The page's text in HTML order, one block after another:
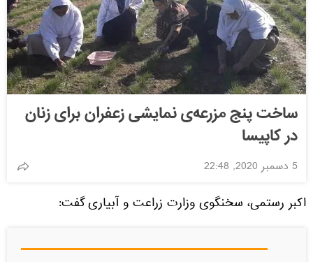
ساخت پنج مزرعه‌ی نمایشی زعفران برای زنان
در کاپیسا
5 دسمبر 2020, 22:48
اکبر رستمی، سخنگوی وزارت زراعت و آبیاری گفت: